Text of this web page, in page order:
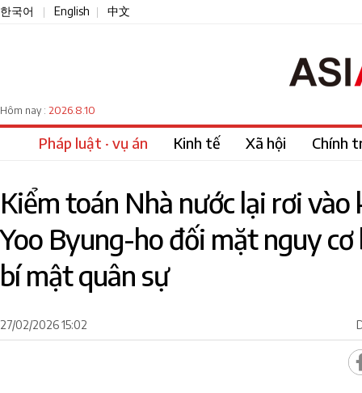
한국어 English 中文
Hôm nay : 2026.8.10
Pháp luật · vụ án Kinh tế Xã hội Chính
Kiểm toán Nhà nước lại rơi vào
Yoo Byung-ho đối mặt nguy
bí mật quân sự
27/02/2026 15:02